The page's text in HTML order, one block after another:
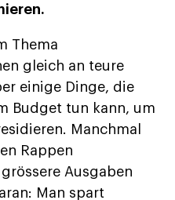
Thema
gleich an teure
einige Dinge, die
Budget tun kann, um
Manchmal
Rappen
Ausgaben
Man spart